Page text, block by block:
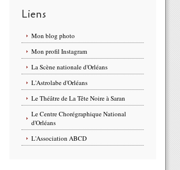
Liens
Mon blog photo
Mon profil Instagram
La Scène nationale d'Orléans
L'Astrolabe d'Orléans
Le Théâtre de La Tête Noire à Saran
Le Centre Chorégraphique National
d'Orléans
L'Association ABCD